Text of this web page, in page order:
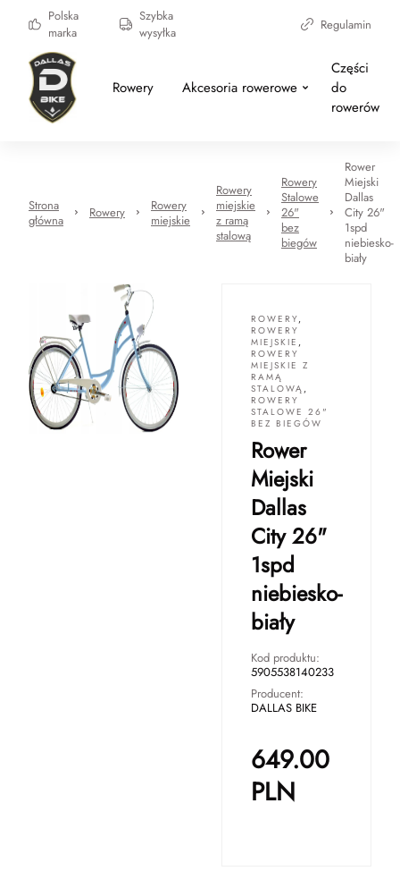
Polska
marka
Szybka
wysyłka
Regulamin
Rowery Akcesoria rowerowe
Części
do
rowerów
Strona
główna
Rowery
Rowery
miejskie
Rowery
miejskie
z ramą
stalową
Rowery
Stalowe
26"
bez
biegów
Rower
Miejski
Dallas
City 26"
1spd
niebiesko-
biały
ROWERY,
ROWERY
MIEJSKIE ,
ROWERY
MIEJSKIE Z
RAMĄ
STALOWĄ ,
ROWERY
STALOWE 26"
BEZ BIEGÓW
Rower
Miejski
Dallas
City 26"
1spd
niebiesko-
biały
Kod produktu:
5905538140233
Producent:
DALLAS BIKE
649.00
PLN